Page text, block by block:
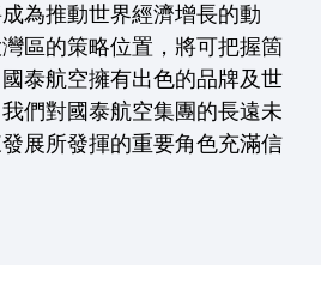
為推動世界經濟增長的動
區的策略位置，將可把握箇
泰航空擁有出色的品牌及世
們對國泰航空集團的長遠未
展所發揮的重要角色充滿信